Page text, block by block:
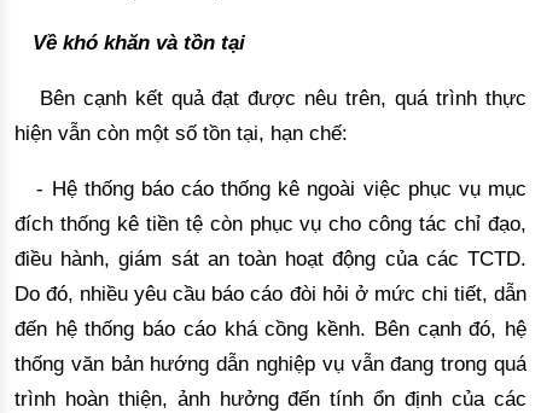
Về khó khăn và tồn tại
Bên cạnh kết quả đạt được nêu trên, quá trình thực
hiện vẫn còn một số tồn tại, hạn chế:
- Hệ thống báo cáo thống kê ngoài việc phục vụ mục
đích thống kê tiền tệ còn phục vụ cho công tác chỉ đạo,
điều hành, giám sát an toàn hoạt động của các TCTD.
Do đó, nhiều yêu cầu báo cáo đòi hỏi ở mức chi tiết, dẫn
đến hệ thống báo cáo khá cồng kềnh. Bên cạnh đó, hệ
thống văn bản hướng dẫn nghiệp vụ vẫn đang trong quá
trình hoàn thiện, ảnh hưởng đến tính ổn định của các